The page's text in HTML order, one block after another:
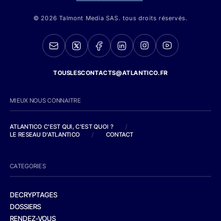
© 2026 Talmont Media SAS. tous droits réservés.
TOUSLESCONTACTS@ATLANTICO.FR
MIEUX NOUS CONNAITRE
ATLANTICO C'EST QUI, C'EST QUOI ?
/
LE RESEAU D'ATLANTICO
/ CONTACT
CATEGORIES
DECRYPTAGES
DOSSIERS
RENDEZ-VOUS